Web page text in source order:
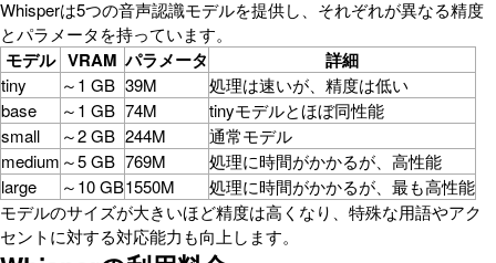
Whisperは5つの音声認識モデルを提供し、それぞれが異なる精度
とパラメータを持っています。
モデル VRAM パラメータ 詳細
tiny ～1 GB 39M
処理は速いが、精度は低い
base
～1 GB 74M
tinyモデルとほぼ同性能
small
～2 GB 244M
通常モデル
medium ～5 GB 769M
処理に時間がかかるが、高性能
large
～10 GB1550M
処理に時間がかかるが、最も高性能
モデルのサイズが大きいほど精度は高くなり、特殊な用語やアク
セントに対する対応能力も向上します。